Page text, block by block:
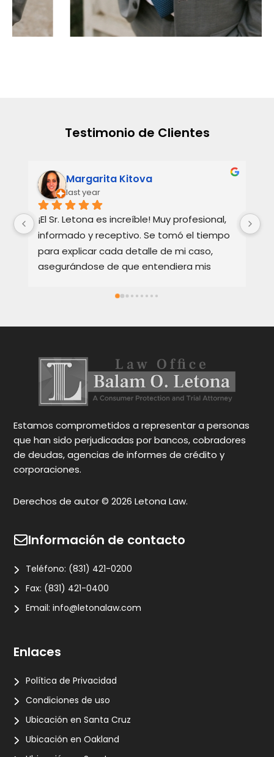
Testimonio de Clientes
Margarita Kitova
last year
¡El Sr. Letona es increíble! Muy profesional,
informado y receptivo. Se tomó el tiempo
para explicar cada detalle de mi caso,
asegurándose de que entendiera mis
Estamos comprometidos a representar a personas
que han sido perjudicadas por bancos, cobradores
de deudas, agencias de informes de crédito y
corporaciones.
Derechos de autor © 2026 Letona Law.
Información de contacto
Teléfono: (831) 421-0200
Fax: (831) 421-0400
Email:info@letonalaw.com
Enlaces
Política de Privacidad
Condiciones de uso
Ubicación en Santa Cruz
Ubicación en Oakland